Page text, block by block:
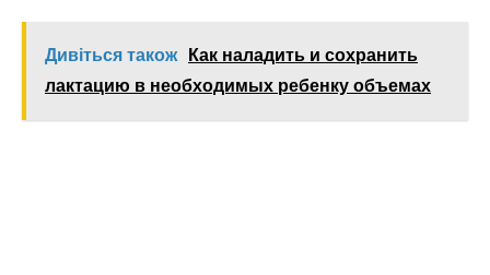
Дивіться також
Как наладить и сохранить
лактацию в необходимых ребенку объемах